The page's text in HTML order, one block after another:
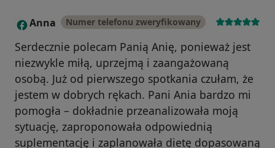
A Anna Numer telefonu zweryfikowany
Serdecznie polecam Panią Anię, ponieważ jest
niezwykle miłą, uprzejmą i zaangażowaną
osobą. Już od pierwszego spotkania czułam, że
jestem w dobrych rękach. Pani Ania bardzo mi
pomogła – dokładnie przeanalizowała moją
sytuację, zaproponowała odpowiednią
suplementację i zaplanowała dietę dopasowaną